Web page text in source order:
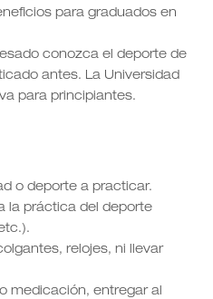
para graduados en
conozca el deporte de
antes. La Universidad
para principiantes.
o deporte a practicar.
la práctica del deporte
relojes, ni llevar
medicación, entregar al